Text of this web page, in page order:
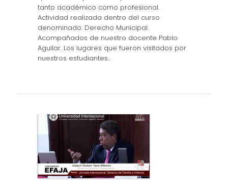
tanto académico como profesional.
Actividad realizada dentro del curso
denominado: Derecho Municipal.
Acompañados de nuestro docente Pablo
Aguilar. Los lugares que fueron visitados por
nuestros estudiantes…